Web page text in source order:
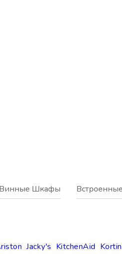
Jacky's KitchenAid
Винные Шкафы